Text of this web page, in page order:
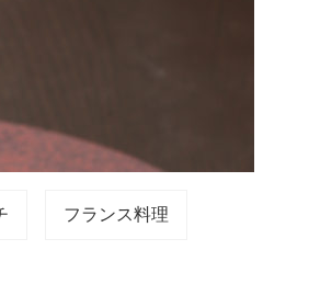
フランス料理